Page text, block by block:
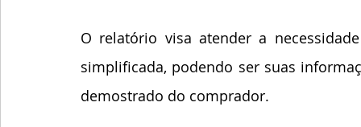
O relatório visa atender a
simplificada, podendo ser suas
demostrado do comprador.